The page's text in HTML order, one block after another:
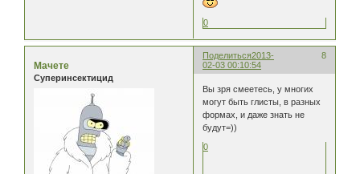
0
Поделиться 8
2013-
02-03 00:10:54
Мачете
Суперинсектицид
Вы зря смеетесь, у многих
могут быть глисты, в разных
формах, и даже знать не
будут=))
0